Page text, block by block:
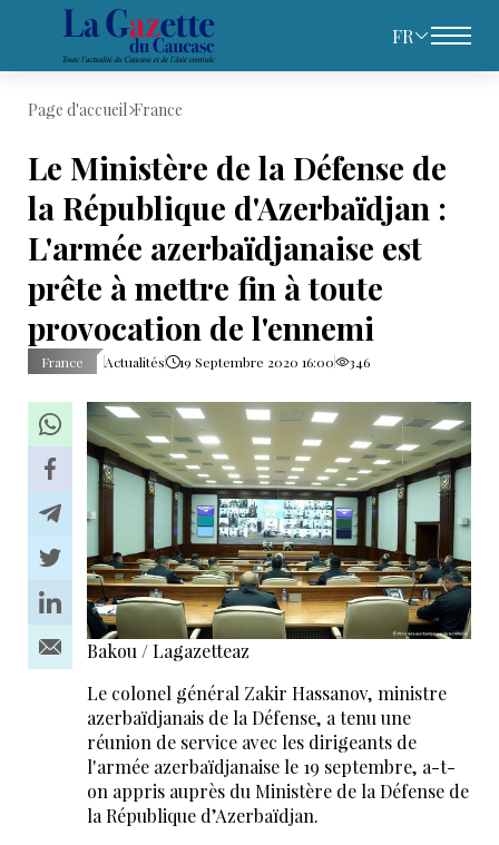
FR
Page d'accueil France
Le Ministère de la Défense de
la République d'Azerbaïdjan :
L'armée azerbaïdjanaise est
prête à mettre fin à toute
provocation de l'ennemi
France Actualités 19 Septembre 2020 16:00 346
Bakou / Lagazetteaz
Le colonel général Zakir Hassanov, ministre
azerbaïdjanais de la Défense, a tenu une
réunion de service avec les dirigeants de
l'armée azerbaïdjanaise le 19 septembre, a-t-
on appris auprès du Ministère de la Défense de
la République d’Azerbaïdjan.